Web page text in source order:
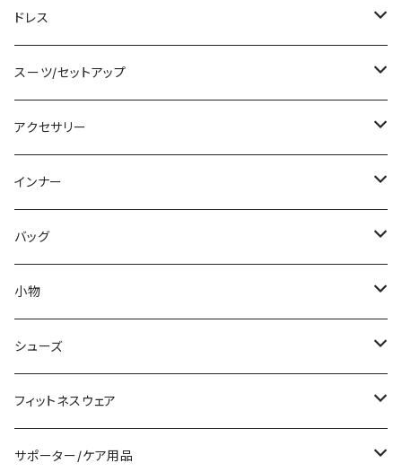
その他
チュニック
カーディガン/ボレロ
ニット/セーター
パーカー
スウェット/トレーナー
その他
デニム
レギンス
その他
オールインワン
ロング
その他
ジャケット
その他
タンキニ
バンドゥビキニ
ワンピース
ラッシュガード
その他
ドレス
ミニ/ショート
ミディアム/ミモレ
ロング/マキシ
袖付き
ノースリーブ
パンツドレス
ナイトドレス
その他
スーツ/セットアップ
パンツスーツ
スカートスーツ
その他
アクセサリー
ネックレス
ブレスレット
ピアス
コサージュ
リング
その他
インナー
ブラ/ブラトップ/ベアトップ
ショーツ
タンクトップ/キャミソール
半袖/5分
7分/長袖
バッグ
サブバッグ
クラッチバッグ
トートバッグ
ショルダーバッグ
小物
マフラー/スカーフ/ストール
財布
アクセサリーケース
シューズ
スニーカー
ブーツ
フィットネスウェア
セット販売
サポーター/ケア用品